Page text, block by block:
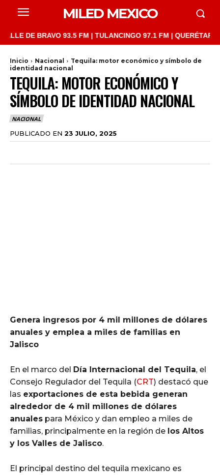
MILED MEXICO
DE BRAVO 93.5 FM | TULANCINGO 97.1 FM | QUERÉTARO
Inicio Nacional
Tequila: motor económico y símbolo de
identidad nacional
TEQUILA: MOTOR ECONÓMICO Y
SÍMBOLO DE IDENTIDAD NACIONAL
NACIONAL
PUBLICADO EN 23 JULIO, 2025
Genera ingresos por 4 mil millones de dólares
anuales y emplea a miles de familias en
Jalisco
En el marco del Día Internacional del Tequila, el
Consejo Regulador del Tequila (CRT) destacó que
las exportaciones de esta bebida generan
alrededor de 4 mil millones de dólares
anuales para México y dan empleo a miles de
familias, principalmente en la región de los Altos
y los Valles de Jalisco.
El principal destino del tequila mexicano es